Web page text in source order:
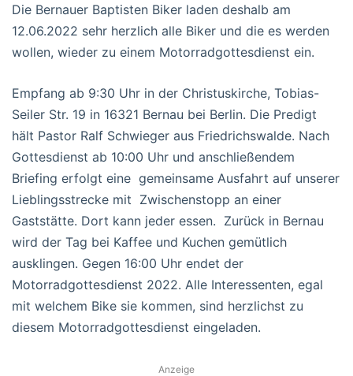
Die Bernauer Baptisten Biker laden deshalb am
12.06.2022 sehr herzlich alle Biker und die es werden
wollen, wieder zu einem Motorradgottesdienst ein.
Empfang ab 9:30 Uhr in der Christuskirche, Tobias-
Seiler Str. 19 in 16321 Bernau bei Berlin. Die Predigt
hält Pastor Ralf Schwieger aus Friedrichswalde. Nach
Gottesdienst ab 10:00 Uhr und anschließendem
Briefing erfolgt eine gemeinsame Ausfahrt auf unserer
Lieblingsstrecke mit Zwischenstopp an einer
Gaststätte. Dort kann jeder essen. Zurück in Bernau
wird der Tag bei Kaffee und Kuchen gemütlich
ausklingen. Gegen 16:00 Uhr endet der
Motorradgottesdienst 2022. Alle Interessenten, egal
mit welchem Bike sie kommen, sind herzlichst zu
diesem Motorradgottesdienst eingeladen.
Anzeige